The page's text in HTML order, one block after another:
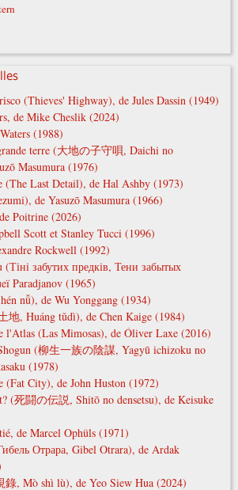
(Thieves' Highway), de Jules Dassin (1949)
de Mike Cheslik (2024)
(1988)
terre (大地の子守唄, Daichi no
Masumura (1976)
(The Last Detail), de Hal Ashby (1973)
de Yasuzō Masumura (1966)
Poitrine (2026)
Scott et Stanley Tucci (1996)
Rockwell (1992)
(Тіні забутих предків, Тени забытых
Paradjanov (1965)
nǚ), de Wu Yonggang (1934)
地, Huáng tǔdì), de Chen Kaige (1984)
l'Atlas (Las Mimosas), de Óliver Laxe (2016)
(柳生一族の陰謀, Yagyū ichizoku no
(1978)
(Fat City), de John Huston (1972)
(死闘の伝説, Shitō no densetsu), de Keisuke
de Marcel Ophüls (1971)
Отрара, Gibel Otrara), de Ardak
錄, Mò shì lù), de Yeo Siew Hua (2024)